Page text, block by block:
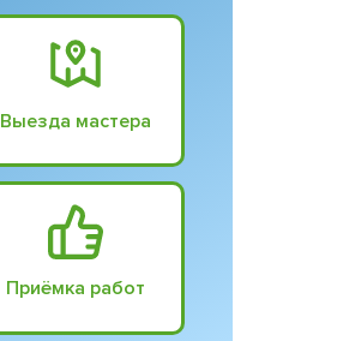
Выезда мастера
Приёмка работ